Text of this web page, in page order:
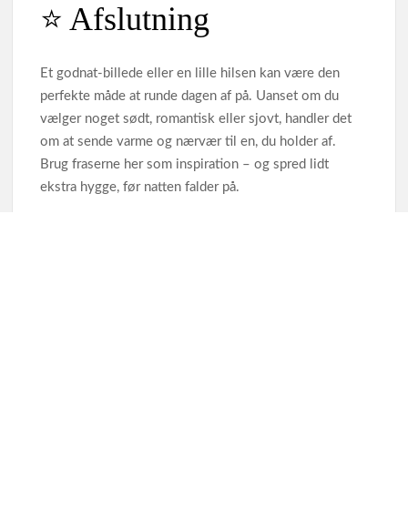
⭐ Afslutning
Et godnat‑billede eller en lille hilsen kan være den
perfekte måde at runde dagen af på. Uanset om du
vælger noget sødt, romantisk eller sjovt, handler det
om at sende varme og nærvær til en, du holder af.
Brug fraserne her som inspiration – og spred lidt
ekstra hygge, før natten falder på.